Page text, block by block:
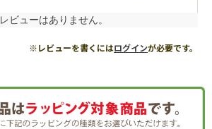
レビューはありません。
※レビューを書くにはログインが必要です。